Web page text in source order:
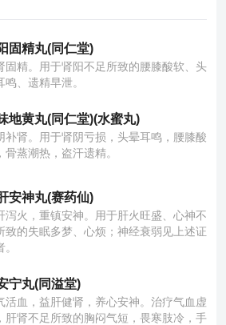
固精丸(同仁堂)
固精。用于肾阳不足所致的腰膝酸软、头
鸣、遗精早泄。
地黄丸(同仁堂)(水蜜丸)
补肾。用于肾阴亏损，头晕耳鸣，腰膝酸
骨蒸潮热，盗汗遗精。
安神丸(赛药仙)
泻火，重镇安神。用于肝火旺盛、心神不
致的失眠多梦、心烦；神经衰弱见上述证
宁丸(同溢堂)
活血，益肝健肾，养心安神。治疗气血虚
肝肾不足所致的胸闷气短，畏寒肢冷，手